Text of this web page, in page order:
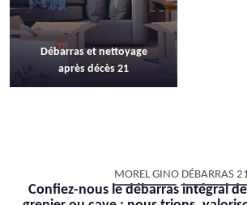
Débarras et nettoyage
après décès 21
MOREL GINO DÉBARRAS
Confiez-nous le débarras intégral